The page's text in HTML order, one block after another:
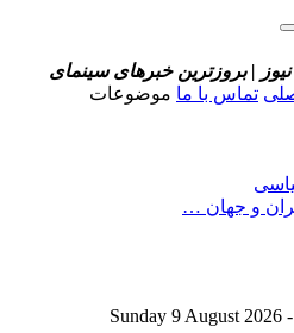
نیوز | بروزترین خبرهای سینمای
تماس با ما موضوعات
و جهان …